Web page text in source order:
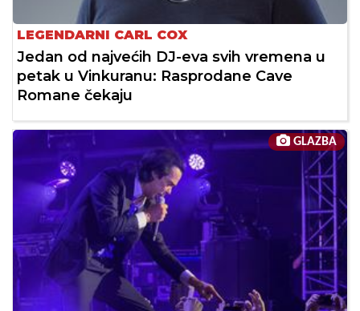
LEGENDARNI CARL COX
Jedan od najvećih DJ-eva svih vremena u
petak u Vinkuranu: Rasprodane Cave
Romane čekaju
GLAZBA